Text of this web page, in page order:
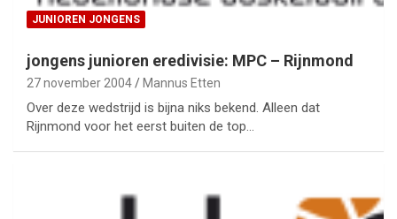
JUNIOREN JONGENS
jongens junioren eredivisie: MPC – Rijnmond
27 november 2004 Mannus Etten
Over deze wedstrijd is bijna niks bekend. Alleen dat
Rijnmond voor het eerst buiten de top…